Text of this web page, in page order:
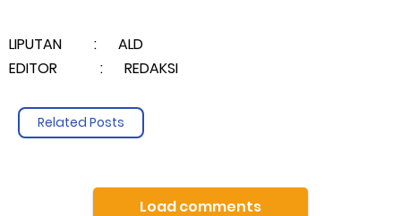
LIPUTAN : ALD
EDITOR : REDAKSI
Related Posts
Load comments